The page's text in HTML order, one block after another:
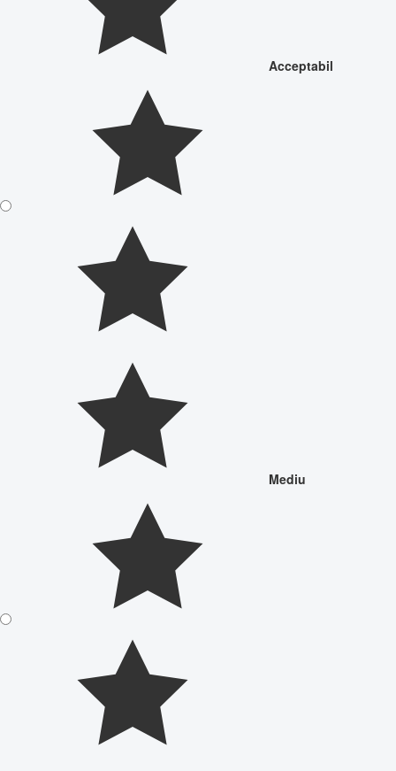
Acceptabil
Mediu